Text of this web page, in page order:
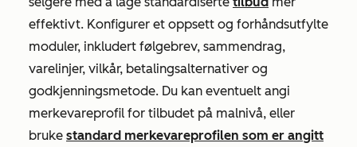
effektivt. Konfigurer et oppsett og forhåndsutfylte
moduler, inkludert følgebrev, sammendrag,
varelinjer, vilkår, betalingsalternativer og
godkjenningsmetode. Du kan eventuelt angi
merkevareprofil for tilbudet på malnivå, eller
bruke standard merkevareprofilen som er angitt